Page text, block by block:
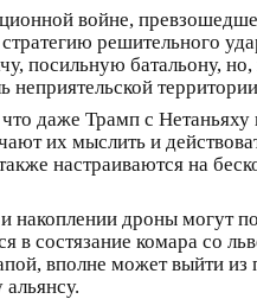
войне,
стратегию решительного
посильную батальону,
неприятельской
что даже Трамп с
их мыслить и
настраиваются на
накоплении дроны могут
в состязание комара со
вполне может выйти